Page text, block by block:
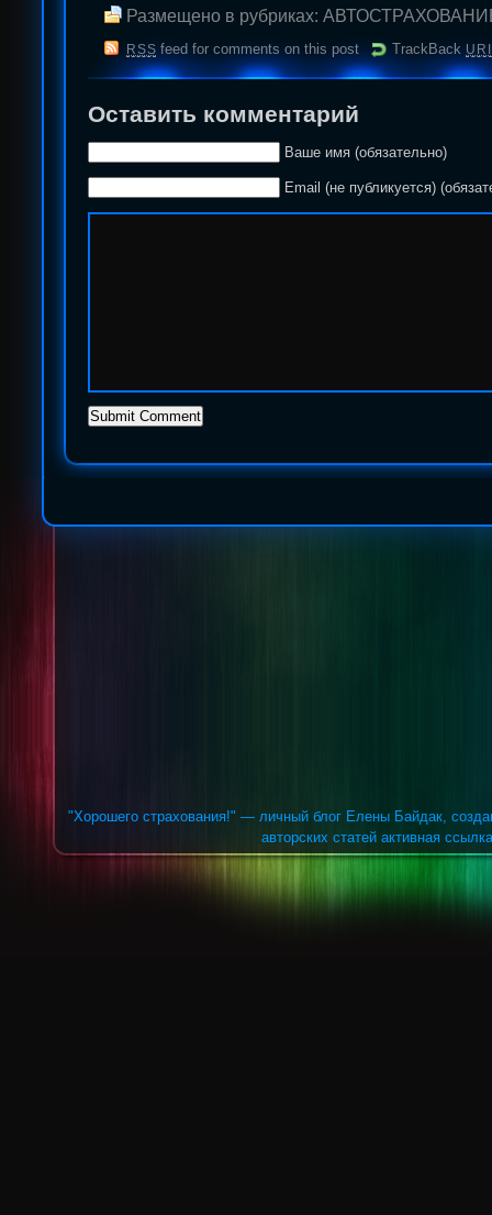
Размещено в рубриках:
RSS feed for comments on this post TrackBack URI
Оставить комментарий
Ваше имя (обязательно)
Email (не публикуется)
"Хорошего страхования!" — личный блог Елены Байдак,
авторских статей активная